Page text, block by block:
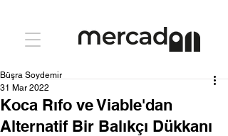
Koca Rıfo ve Viable'dan
Alternatif Bir Balıkçı Dükkanı
Büşra Soydemir
31 Mar 2022